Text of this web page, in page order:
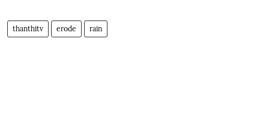
thanthitv erode rain